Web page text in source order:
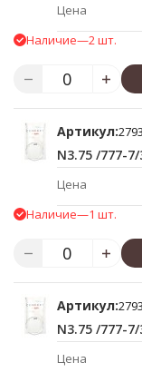
Цена
Наличие—2 шт.
Артикул:
N3.75 /777-
Цена
Наличие—1 шт.
Артикул:
N3.75 /777-
Цена